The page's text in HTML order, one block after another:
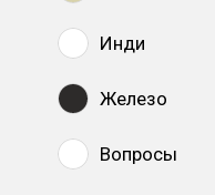
Инди
Железо
Вопросы